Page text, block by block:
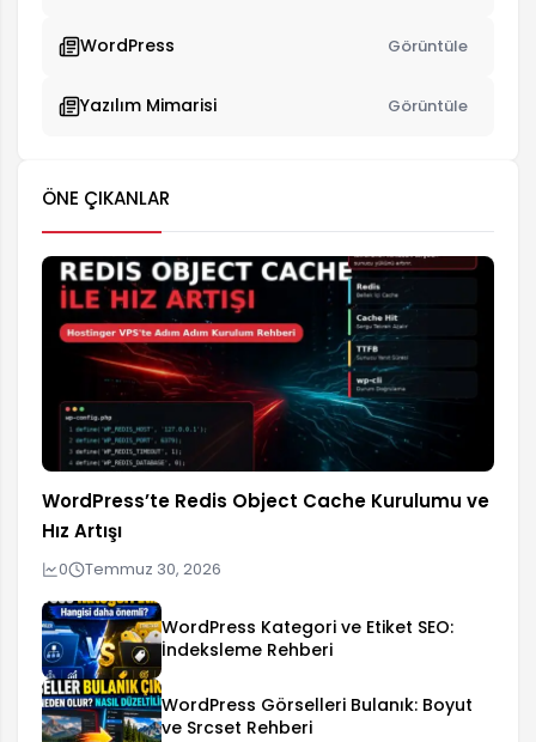
WordPress Görüntüle
Yazılım Mimarisi Görüntüle
ÖNE ÇIKANLAR
WordPress’te Redis Object Cache Kurulumu ve
Hız Artışı
0 Temmuz 30, 2026
WordPress Kategori ve Etiket SEO:
İndeksleme Rehberi
WordPress Görselleri Bulanık: Boyut
ve Srcset Rehberi